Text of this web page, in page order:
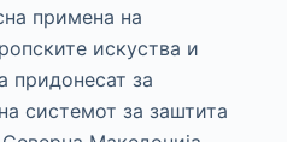
примена на
искуства и
придонесат за
системот за заштита